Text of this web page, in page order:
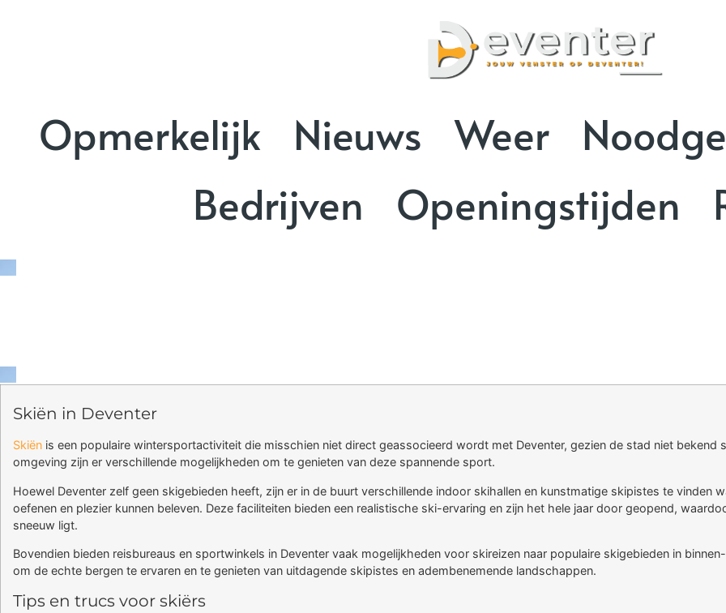
Opmerkelijk Nieuws Weer
Bedrijven
Openingstijden
Skiën in Deventer
Skiën is een populaire wintersportactiviteit die misschien niet direct geassocieerd wordt met Deventer, gezien de stad niet bekend
omgeving zijn er verschillende mogelijkheden om te genieten van deze spannende sport.
Hoewel Deventer zelf geen skigebieden heeft, zijn er in de buurt verschillende indoor skihallen en kunstmatige skipistes te vinden
oefenen en plezier kunnen beleven. Deze faciliteiten bieden een realistische ski-ervaring en zijn het hele jaar door geopend,
sneeuw ligt.
Bovendien bieden reisbureaus en sportwinkels in Deventer vaak mogelijkheden voor skireizen naar populaire skigebieden in
om de echte bergen te ervaren en te genieten van uitdagende skipistes en adembenemende landschappen.
Tips en trucs voor skiërs